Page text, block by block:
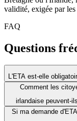
validité, exigée par les
FAQ
Questions
L'ETA est-elle
Comment les
irlandaise peuvent-
Si ma demande